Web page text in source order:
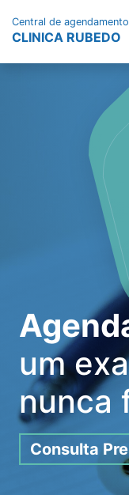
Central de agendamento
CLINICA RUBEDO
um exa
nunca
Consulta